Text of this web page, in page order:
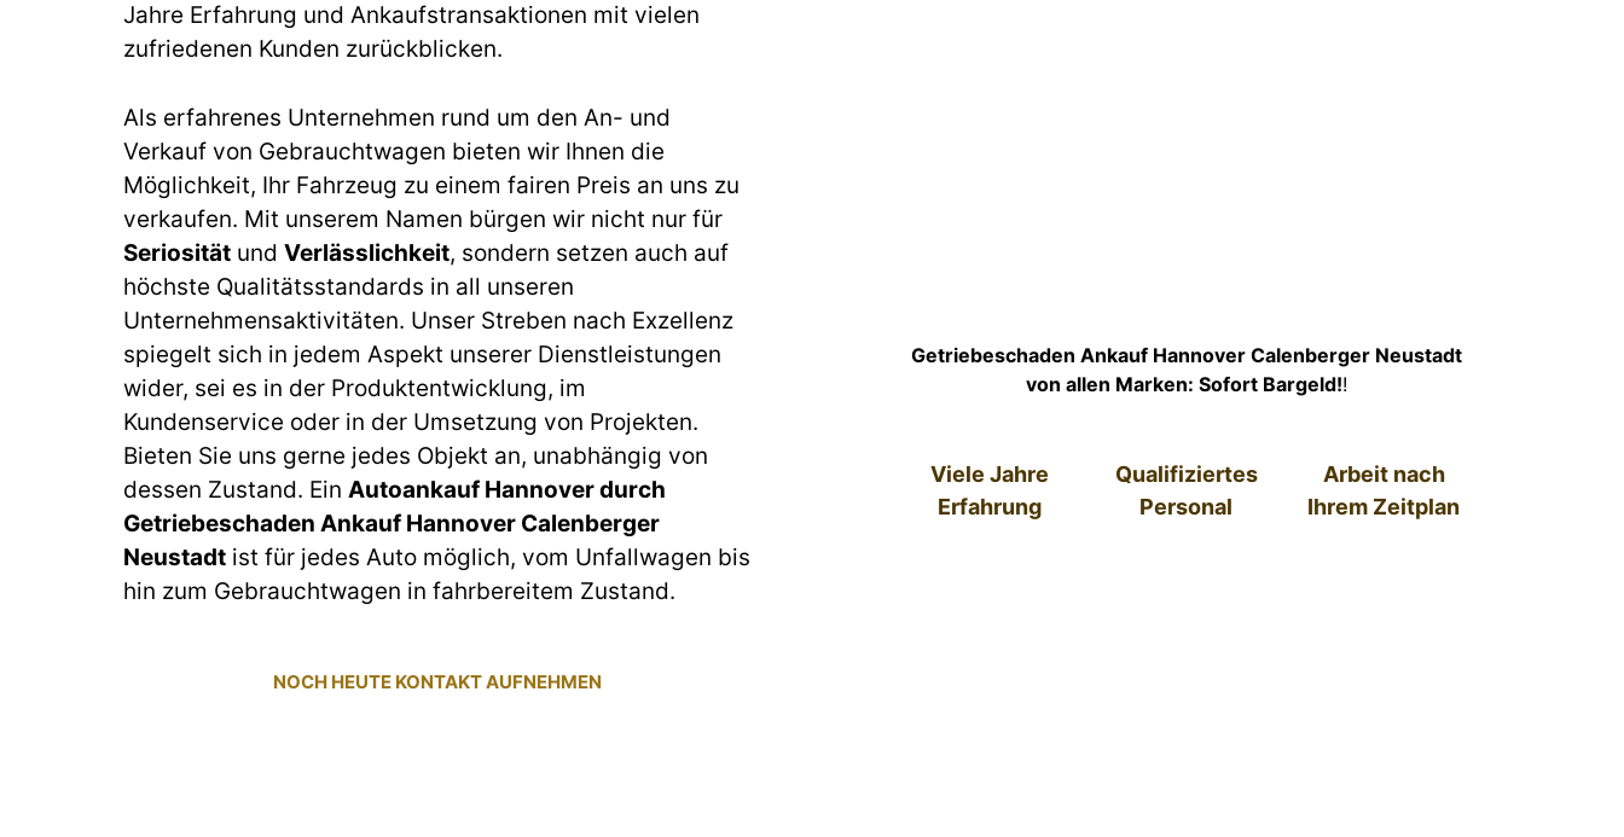
Jahre Erfahrung und Ankaufstransaktionen mit vielen
zufriedenen Kunden zurückblicken.
Als erfahrenes Unternehmen rund um den An- und
Verkauf von Gebrauchtwagen bieten wir Ihnen die
Möglichkeit, Ihr Fahrzeug zu einem fairen Preis an uns zu
verkaufen. Mit unserem Namen bürgen wir nicht nur für
Seriosität und Verlässlichkeit, sondern setzen auch auf
höchste Qualitätsstandards in all unseren
Unternehmensaktivitäten. Unser Streben nach Exzellenz
spiegelt sich in jedem Aspekt unserer Dienstleistungen
wider, sei es in der Produktentwicklung, im
Kundenservice oder in der Umsetzung von Projekten.
Bieten Sie uns gerne jedes Objekt an, unabhängig von
dessen Zustand. Ein Autoankauf Hannover durch
Getriebeschaden Ankauf Hannover Calenberger
Neustadt ist für jedes Auto möglich, vom Unfallwagen bis
hin zum Gebrauchtwagen in fahrbereitem Zustand.
NOCH HEUTE KONTAKT AUFNEHMEN
Getriebeschaden Ankauf Hannover Calenberger Neustadt
von allen Marken: Sofort Bargeld!!
Viele Jahre
Erfahrung
Qualifiziertes
Personal
Arbeit nach
Ihrem Zeitplan